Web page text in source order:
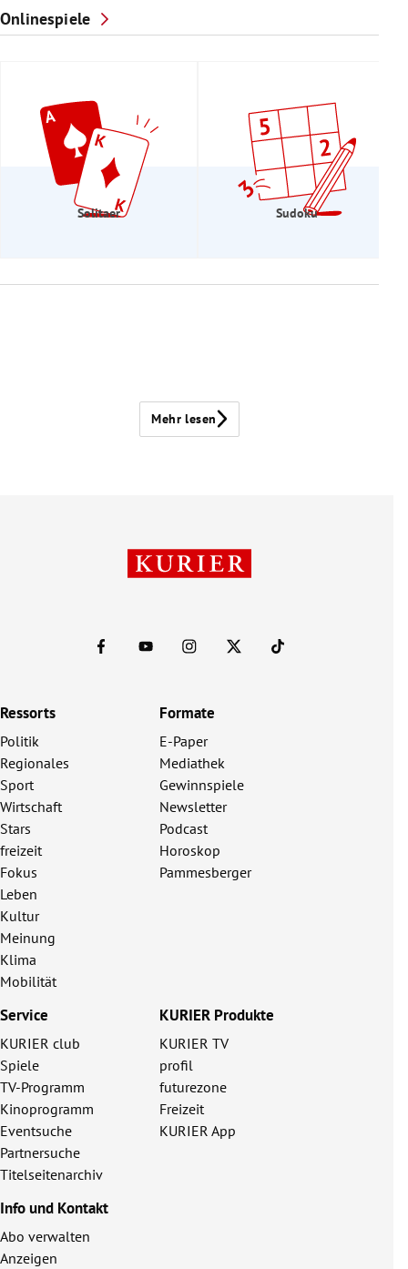
Onlinespiele
Solitaer Sudoku
Mehr lesen
Ressorts
Politik
Regionales
Sport
Wirtschaft
Stars
freizeit
Fokus
Leben
Kultur
Meinung
Klima
Mobilität
Formate
E-Paper
Mediathek
Gewinnspiele
Newsletter
Podcast
Horoskop
Pammesberger
Service
KURIER club
Spiele
TV-Programm
Kinoprogramm
Eventsuche
Partnersuche
Titelseitenarchiv
KURIER Produkte
KURIER TV
profil
futurezone
Freizeit
KURIER App
Info und Kontakt
Abo verwalten
Anzeigen